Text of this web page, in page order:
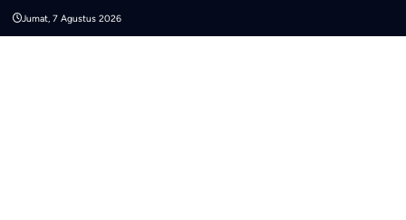
Jumat, 7 Agustus 2026